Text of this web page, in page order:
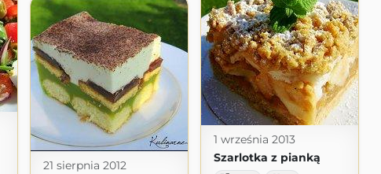
1 września 2013
Szarlotka z pianką
21 sierpnia 2012